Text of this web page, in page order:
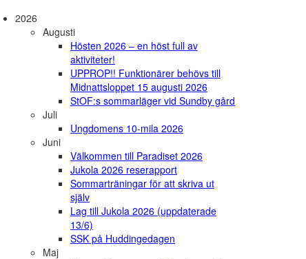
2026
Augusti
Hösten 2026 – en höst full av
aktiviteter!
UPPROP!! Funktionärer behövs till
Midnattsloppet 15 augusti 2026
StOF:s sommarläger vid Sundby gård
Juli
Ungdomens 10-mila 2026
Juni
Välkommen till Paradiset 2026
Jukola 2026 reserapport
Sommarträningar för att skriva ut
själv
Lag till Jukola 2026 (uppdaterade
13/6)
SSK på Huddingedagen
Maj